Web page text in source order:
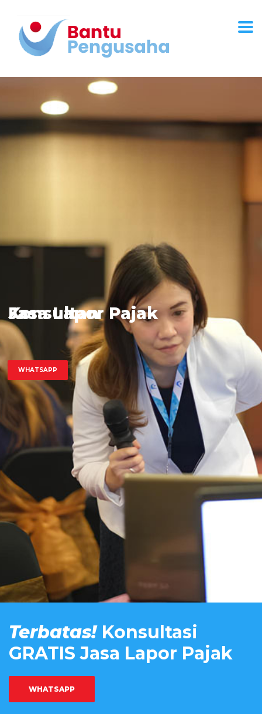
Jasa Lapor Pajak
Konsultan
WHATSAPP
Terbatas! Konsultasi
GRATIS Jasa Lapor Pajak
WHATSAPP